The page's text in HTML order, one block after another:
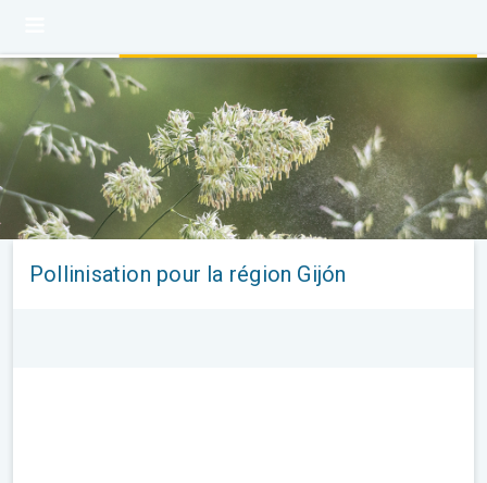
Pollinisation pour la région Gijón